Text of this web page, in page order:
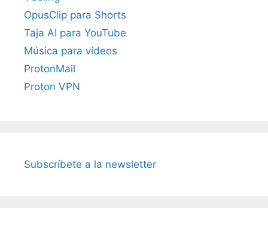
OpusClip para Shorts
Taja AI para YouTube
Música para vídeos
ProtonMail
Proton VPN
Subscríbete a la newsletter